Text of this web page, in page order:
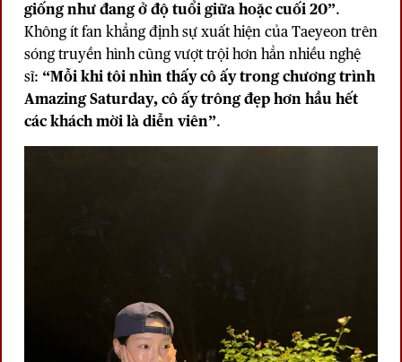
giống như đang ở độ tuổi giữa hoặc cuối 20”.
Không ít fan khẳng định sự xuất hiện của Taeyeon trên
sóng truyền hình cũng vượt trội hơn hẳn nhiều nghệ
sĩ: “Mỗi khi tôi nhìn thấy cô ấy trong chương trình
Amazing Saturday, cô ấy trông đẹp hơn hầu hết
các khách mời là diễn viên”.